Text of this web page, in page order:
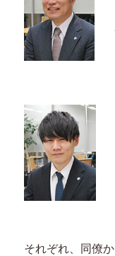
それぞれ、同僚